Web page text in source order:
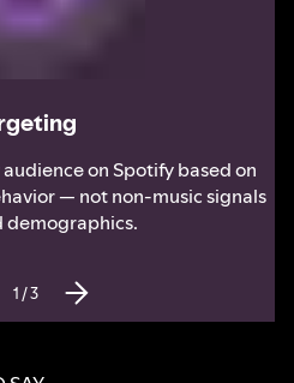
on Spotify based on
— not non-music signals
demographics.
1 /3